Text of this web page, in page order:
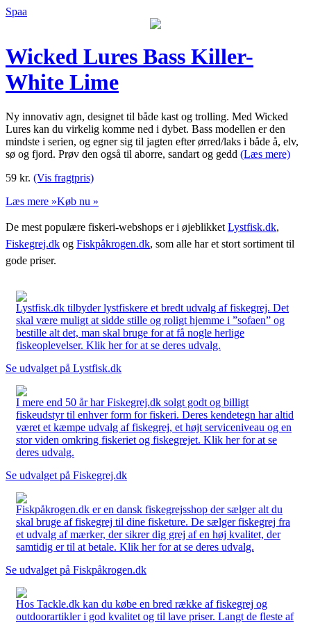
Spaa
Wicked Lures Bass Killer-
White Lime
Ny innovativ agn, designet til både kast og trolling. Med Wicked
Lures kan du virkelig komme ned i dybet. Bass modellen er den
mindste i serien, og egner sig til jagten efter ørred/laks i både å, elv,
sø og fjord. Prøv den også til aborre, sandart og gedd (Læs mere)
59 kr. (Vis fragtpris)
Læs mere »Køb nu »
De mest populære fiskeri-webshops er i øjeblikket Lystfisk.dk,
Fiskegrej.dk og Fiskpåkrogen.dk, som alle har et stort sortiment til
gode priser.
Lystfisk.dk tilbyder lystfiskere et bredt udvalg af fiskegrej. Det
skal være muligt at sidde stille og roligt hjemme i ”sofaen” og
bestille alt det, man skal bruge for at få nogle herlige
fiskeoplevelser. Klik her for at se deres udvalg.
Se udvalget på Lystfisk.dk
I mere end 50 år har Fiskegrej.dk solgt godt og billigt
fiskeudstyr til enhver form for fiskeri. Deres kendetegn har altid
været et kæmpe udvalg af fiskegrej, et højt serviceniveau og en
stor viden omkring fiskeriet og fiskegrejet. Klik her for at se
deres udvalg.
Se udvalget på Fiskegrej.dk
Fiskpåkrogen.dk er en dansk fiskegrejsshop der sælger alt du
skal bruge af fiskegrej til dine fisketure. De sælger fiskegrej fra
et udvalg af mærker, der sikrer dig grej af en høj kvalitet, der
samtidig er til at betale. Klik her for at se deres udvalg.
Se udvalget på Fiskpåkrogen.dk
Hos Tackle.dk kan du købe en bred række af fiskegrej og
outdoorartikler i god kvalitet og til lave priser. Langt de fleste af